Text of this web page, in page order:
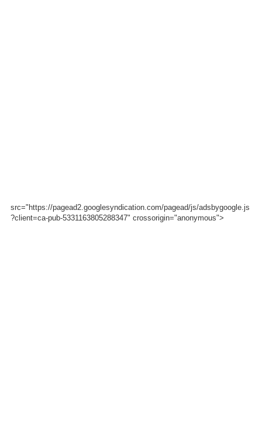
src="https://pagead2.googlesyndication.com/pagead/js/adsbygoogle.js
?client=ca-pub-5331163805288347" crossorigin="anonymous">